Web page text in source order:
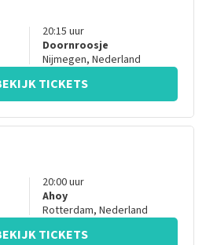
20:15 uur
Doornroosje
Nijmegen, Nederland
TICKETS
20:00uur
Ahoy
Rotterdam, Nederland
TICKETS